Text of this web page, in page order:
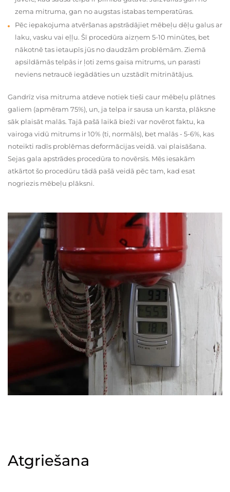
zema mitruma, gan no augstas istabas temperatūras.
Pēc iepakojuma atvēršanas apstrādājiet mēbeļu dēļu galus ar
laku, vasku vai eļļu. Šī procedūra aizņem 5-10 minūtes, bet
nākotnē tas ietaupīs jūs no daudzām problēmām. Ziemā
apsildāmās telpās ir ļoti zems gaisa mitrums, un parasti
neviens netraucē iegādāties un uzstādīt mitrinātājus.
Gandrīz visa mitruma atdeve notiek tieši caur mēbeļu plātnes
galiem (apmēram 75%), un, ja telpa ir sausa un karsta, plāksne
sāk plaisāt malās. Tajā pašā laikā bieži var novērot faktu, ka
vairoga vidū mitrums ir 10% (ti, normāls), bet malās - 5-6%, kas
noteikti radīs problēmas deformācijas veidā. vai plaisāšana.
Sejas gala apstrādes procedūra to novērsīs. Mēs iesakām
atkārtot šo procedūru tādā pašā veidā pēc tam, kad esat
nogriezis mēbeļu plāksni.
Atgriešana